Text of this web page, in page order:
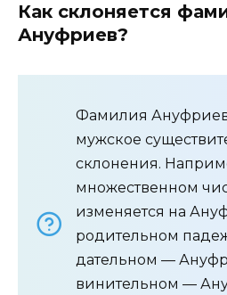
Как склоняется
Ануфриев?
Фамилия Ануфриев
мужское
склонения.
множественном
изменяется на
родительном
дательном —
винительном —